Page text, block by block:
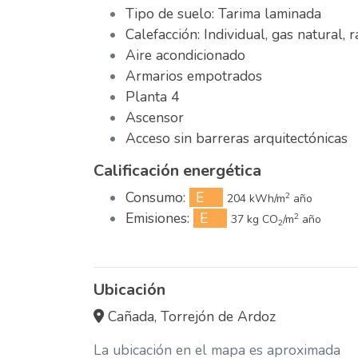
Tipo de suelo: Tarima laminada
Calefacción: Individual, gas natural,
Aire acondicionado
Armarios empotrados
Planta 4
Ascensor
Acceso sin barreras arquitectónicas
Calificación energética
Consumo: E 204 kWh/m2 año
Emisiones: E 37 kg CO2/m2 año
Ubicación
Cañada, Torrejón de Ardoz
La ubicación en el mapa es aproximada